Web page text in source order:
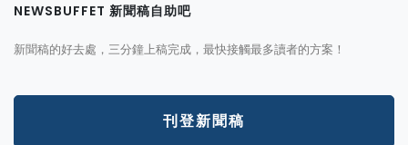
NEWSBUFFET 新聞稿自助吧
新聞稿的好去處，三分鐘上稿完成，最快接觸最多讀者的方案！
刊登新聞稿